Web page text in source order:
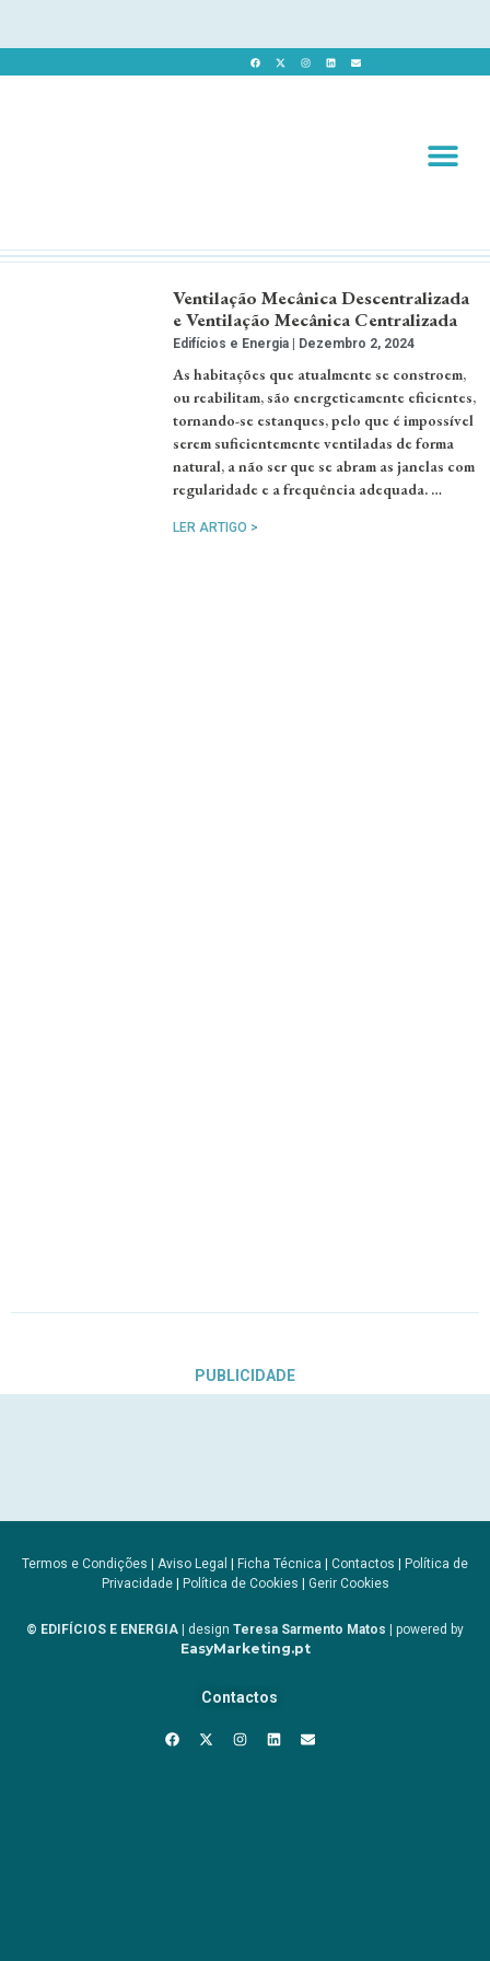
Ventilação Mecânica Descentralizada
e Ventilação Mecânica Centralizada
Edifícios e Energia Dezembro 2, 2024
As habitações que atualmente se constroem,
ou reabilitam, são energeticamente eficientes,
tornando-se estanques, pelo que é impossível
serem suficientemente ventiladas de forma
natural, a não ser que se abram as janelas com
regularidade e a frequência adequada. …
LER ARTIGO >
PUBLICIDADE
Termos e Condições | Aviso Legal | Ficha Técnica | Contactos | Política de
Privacidade| Política de Cookies | Gerir Cookies
© EDIFÍCIOS E ENERGIA | design Teresa Sarmento Matos | powered by
EasyMarketing.pt
Contactos